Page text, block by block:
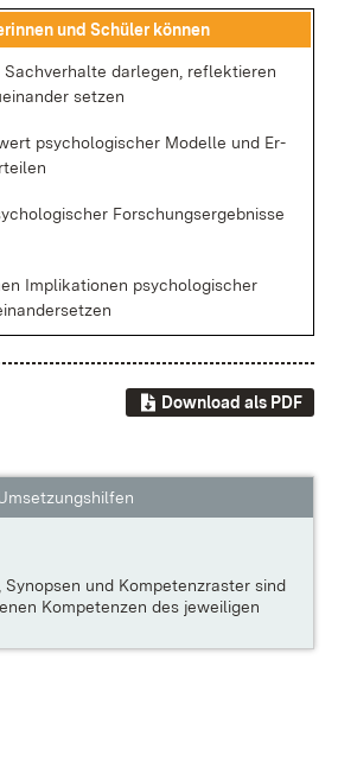
und Schü­ler kön­nen
Sach­ver­hal­te dar­le­gen, re­flek­tie­ren
set­zen
psy­cho­lo­gi­scher Mo­del­le und Er­
For­schungs­er­geb­nis­se
Im­pli­ka­tio­nen psy­cho­lo­gi­scher
Download als PDF
und Kompetenzraster sind
Kompetenzen des jeweiligen